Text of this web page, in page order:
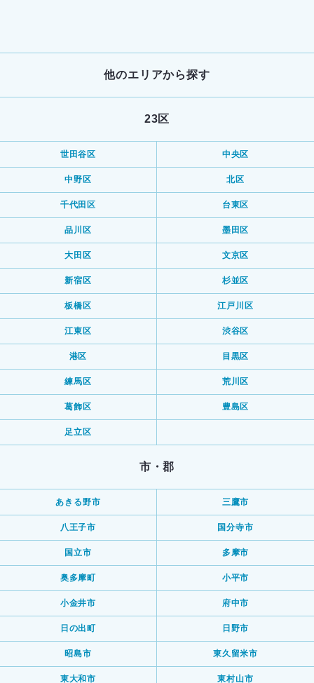
他のエリアから探す
23区
世田谷区 中央区
中野区 北区
千代田区 台東区
品川区 墨田区
大田区 文京区
新宿区 杉並区
板橋区 江戸川区
江東区 渋谷区
港区 目黒区
練馬区 荒川区
葛飾区 豊島区
足立区
市・郡
あきる野市 三鷹市
八王子市 国分寺市
国立市 多摩市
奥多摩町 小平市
小金井市 府中市
日の出町 日野市
昭島市 東久留米市
東大和市 東村山市